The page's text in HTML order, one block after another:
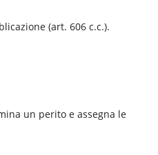
(art. 606 c.c.).
un perito e assegna le